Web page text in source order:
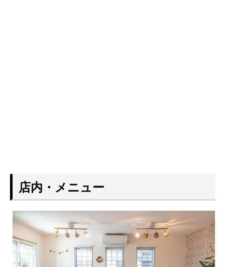
店内・メニュー